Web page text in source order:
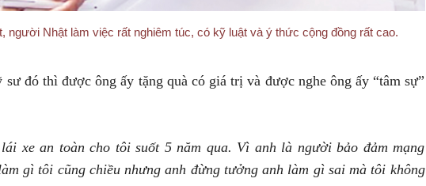
người Nhật làm việc rất nghiêm túc, có kỹ luật và ý thức cộng đồng rất cao.
đó thì được ông ấy tặng quà có giá trị và được nghe ông ấy “tâm sự”
xe an toàn cho tôi suốt 5 năm qua. Vì anh là người bảo đảm mạng
gì tôi cũng chiều nhưng anh đừng tưởng anh làm gì sai mà tôi không